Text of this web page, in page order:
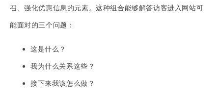
召、强化优惠信息的元素。这种组合能够解答访客进入网站可
能面对的三个问题：
这是什么？
我为什么关系这些？
接下来我该怎么做？